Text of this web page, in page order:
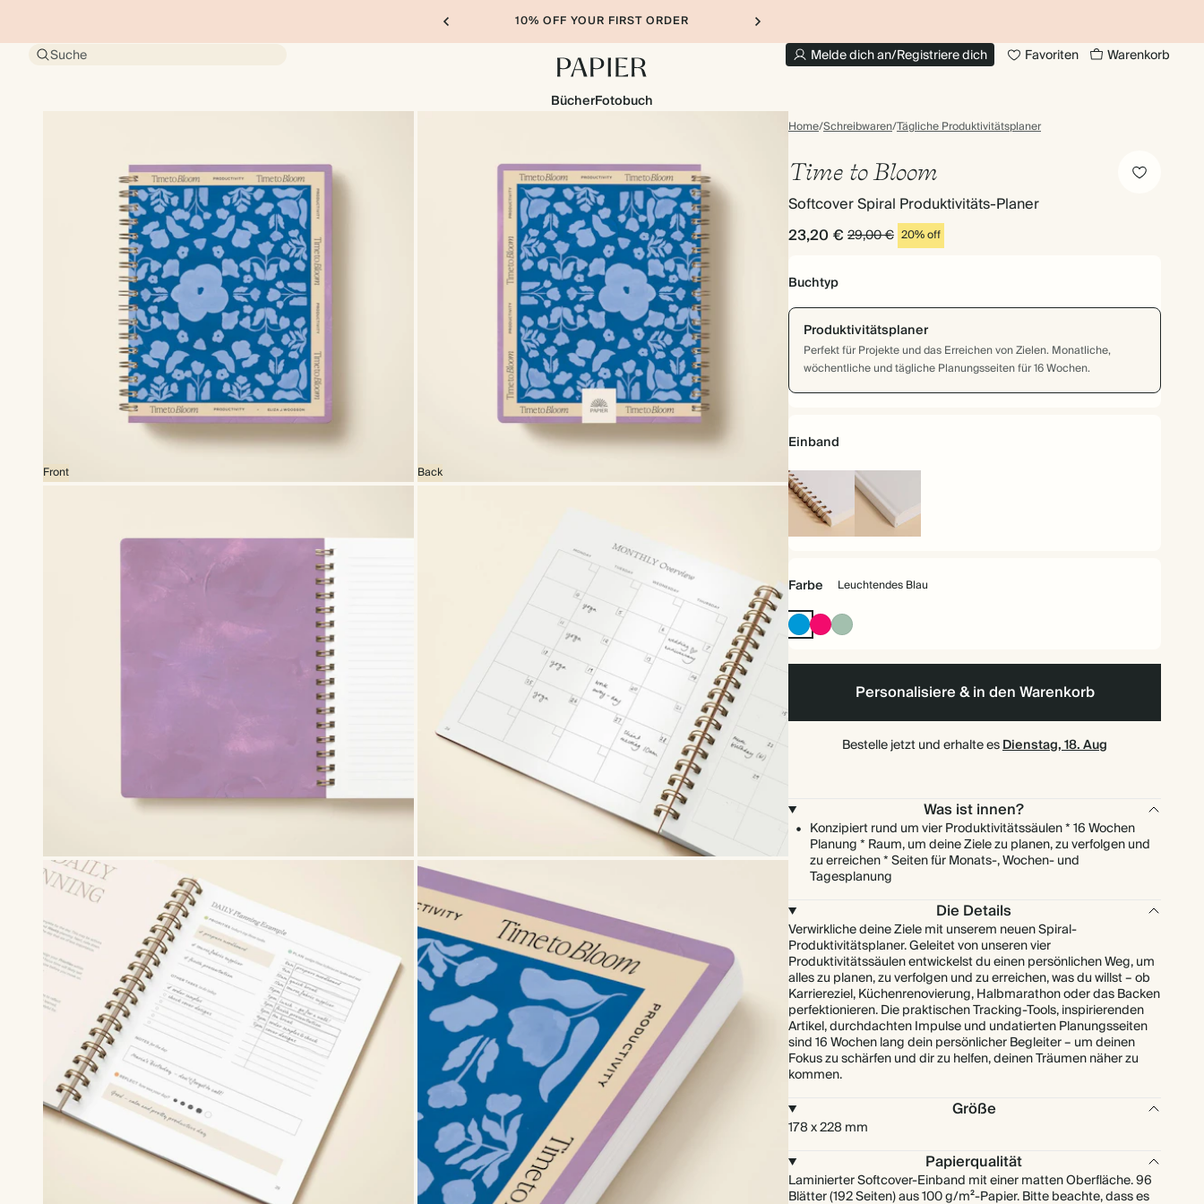
10% OFF YOUR FIRST ORDER
Suche Melde dich an/Registriere dich Favoriten Warenkorb
BücherFotobuch
Home/Schreibwaren/Tägliche Produktivitätsplaner
Front Back
Time to Bloom
Softcover Spiral Produktivitäts-Planer
23,20 € 29,00 € 20% off
Buchtyp
Produktivitätsplaner
Perfekt für Projekte und das Erreichen von Zielen. Monatliche,
wöchentliche und tägliche Planungsseiten für 16 Wochen.
Einband
SpiralgebundenHardcover
Farbe
Leuchtendes Blau
Leuchtendes
Blau
Leuchtendes
Rosa
Gedecktes
Salbei
Personalisiere & in den Warenkorb
Bestelle jetzt und erhalte esDienstag, 18. Aug
Was ist innen?
Konzipiert rund um vier Produktivitätssäulen * 16 Wochen
Planung * Raum, um deine Ziele zu planen, zu verfolgen und
zu erreichen * Seiten für Monats-, Wochen- und
Tagesplanung
Die Details
Verwirkliche deine Ziele mit unserem neuen Spiral-
Produktivitätsplaner. Geleitet von unseren vier
Produktivitätssäulen entwickelst du einen persönlichen Weg, um
alles zu planen, zu verfolgen und zu erreichen, was du willst – ob
Karriereziel, Küchenrenovierung, Halbmarathon oder das Backen
perfektionieren. Die praktischen Tracking-Tools, inspirierenden
Artikel, durchdachten Impulse und undatierten Planungsseiten
sind 16 Wochen lang dein persönlicher Begleiter – um deinen
Fokus zu schärfen und dir zu helfen, deinen Träumen näher zu
kommen.
Größe
178 x 228 mm
Papierqualität
Laminierter Softcover-Einband mit einer matten Oberfläche. 96
Blätter (192 Seiten) aus 100 g/m²-Papier. Bitte beachte, dass es